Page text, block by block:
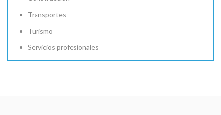
Transportes
Turismo
Servicios profesionales